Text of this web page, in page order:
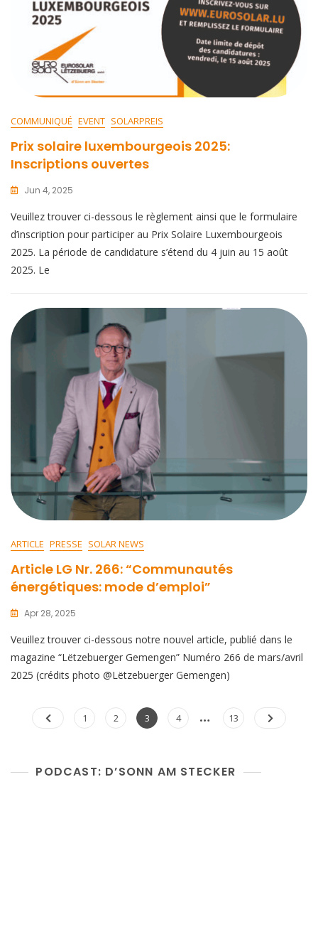
COMMUNIQUÉ EVENT SOLARPREIS
Prix solaire luxembourgeois 2025:
Inscriptions ouvertes
Jun 4, 2025
Veuillez trouver ci-dessous le règlement ainsi que le formulaire
d’inscription pour participer au Prix Solaire Luxembourgeois
2025. La période de candidature s’étend du 4 juin au 15 août
2025. Le
ARTICLE PRESSE SOLAR NEWS
Article LG Nr. 266: “Communautés
énergétiques: mode d’emploi”
Apr 28, 2025
Veuillez trouver ci-dessous notre nouvel article, publié dans le
magazine “Lëtzebuerger Gemengen” Numéro 266 de mars/avril
2025 (crédits photo @Lëtzebuerger Gemengen)
Posts
Page
1 Page
2 Page
3 Page
4 … Page
13
PODCAST: D’SONN AM STECKER